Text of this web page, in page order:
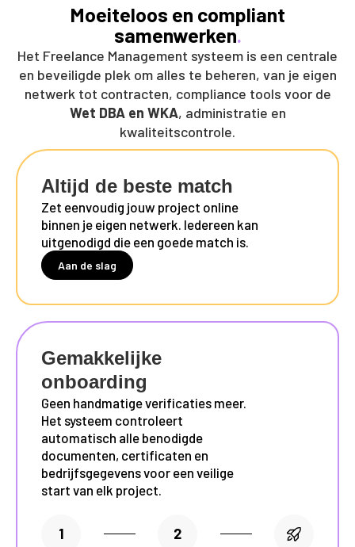
Moeiteloos en compliant
samenwerken.
Het Freelance Management systeem is een centrale
en beveiligde plek om alles te beheren, van je eigen
netwerk tot contracten, compliance tools voor de
Wet DBA en WKA, administratie en
kwaliteitscontrole.
Altijd de beste match
Zet eenvoudig jouw project online
binnen je eigen netwerk. Iedereen kan
uitgenodigd die een goede match is.
Aan de slag
Gemakkelijke
onboarding
Geen handmatige verificaties meer.
Het systeem controleert
automatisch alle benodigde
documenten, certificaten en
bedrijfsgegevens voor een veilige
start van elk project.
1 2